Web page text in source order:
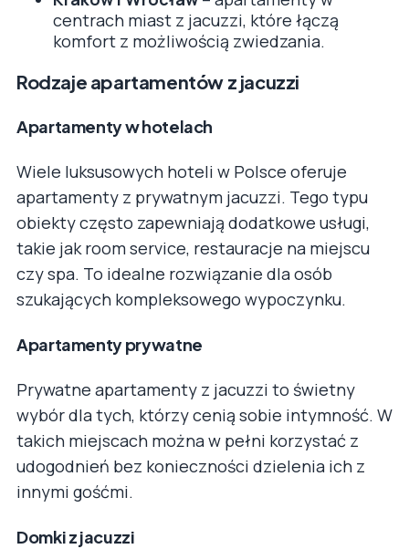
centrach miast z jacuzzi, które łączą
komfort z możliwością zwiedzania.
Rodzaje apartamentów z jacuzzi
Apartamenty w hotelach
Wiele luksusowych hoteli w Polsce oferuje
apartamenty z prywatnym jacuzzi. Tego typu
obiekty często zapewniają dodatkowe usługi,
takie jak room service, restauracje na miejscu
czy spa. To idealne rozwiązanie dla osób
szukających kompleksowego wypoczynku.
Apartamenty prywatne
Prywatne apartamenty z jacuzzi to świetny
wybór dla tych, którzy cenią sobie intymność. W
takich miejscach można w pełni korzystać z
udogodnień bez konieczności dzielenia ich z
innymi gośćmi.
Domki z jacuzzi